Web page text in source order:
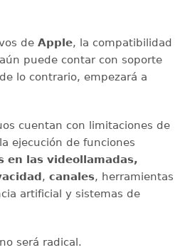
de Apple, la compatibilidad
puede contar con soporte
lo contrario, empezará a
cuentan con limitaciones de
ejecución de funciones
en las videollamadas,
, canales, herramientas
artificial y sistemas de
será radical.